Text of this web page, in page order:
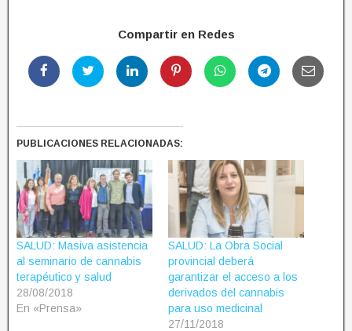
Compartir en Redes
PUBLICACIONES RELACIONADAS:
SALUD: Masiva asistencia
al seminario de cannabis
terapéutico y salud
28/08/2018
En «Prensa»
SALUD: La Obra Social
provincial deberá
garantizar el acceso a los
derivados del cannabis
para uso medicinal
27/11/2018